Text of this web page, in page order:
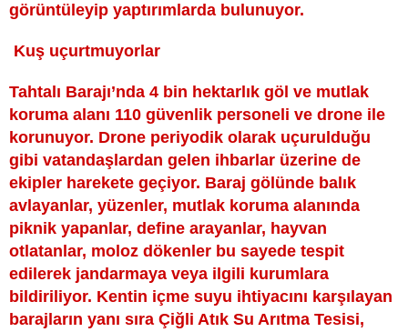
görüntüleyip yaptırımlarda bulunuyor.
Kuş uçurtmuyorlar
Tahtalı Barajı’nda 4 bin hektarlık göl ve mutlak
koruma alanı 110 güvenlik personeli ve drone ile
korunuyor. Drone periyodik olarak uçurulduğu
gibi vatandaşlardan gelen ihbarlar üzerine de
ekipler harekete geçiyor. Baraj gölünde balık
avlayanlar, yüzenler, mutlak koruma alanında
piknik yapanlar, define arayanlar, hayvan
otlatanlar, moloz dökenler bu sayede tespit
edilerek jandarmaya veya ilgili kurumlara
bildiriliyor. Kentin içme suyu ihtiyacını karşılayan
barajların yanı sıra Çiğli Atık Su Arıtma Tesisi,